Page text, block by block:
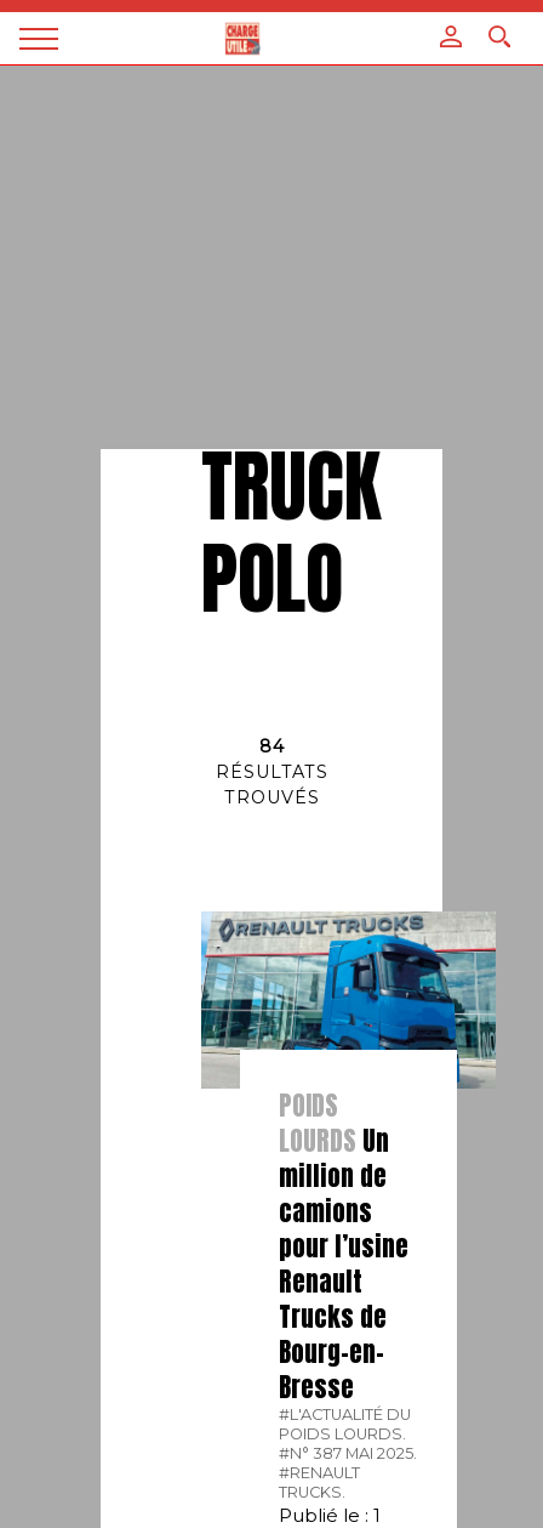
Magazine
TRUCK
POLO
84
RÉSULTATS
TROUVÉS
POIDS
LOURDS Un
million de
camions
pour l’usine
Renault
Trucks de
Bourg-en-
Bresse
#L'ACTUALITÉ DU
POIDS LOURDS.
#N° 387 MAI 2025.
#RENAULT
TRUCKS.
Publié le : 1
Panneau de gestion des cookies